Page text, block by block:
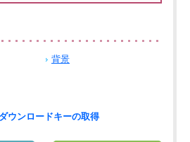
背景
ダウンロードキーの取得